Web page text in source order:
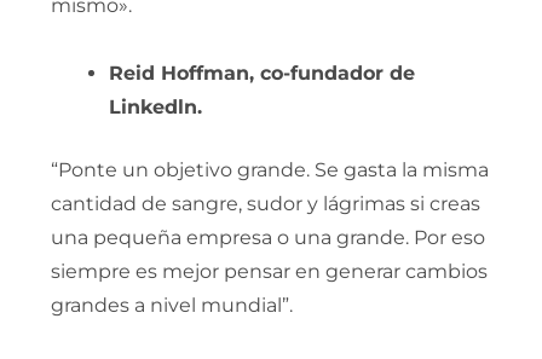
mismo».
Reid Hoffman, co-fundador de
Linkedln.
“Ponte un objetivo grande. Se gasta la misma
cantidad de sangre, sudor y lágrimas si creas
una pequeña empresa o una grande. Por eso
siempre es mejor pensar en generar cambios
grandes a nivel mundial”.